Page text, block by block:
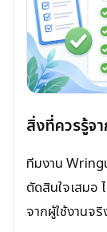
สิ่งที่ควรรู้จ
ทีมงาน
ตัดสินใจเสมอ
จากผู้ใช้งานจ